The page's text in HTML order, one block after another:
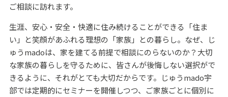
ご相談に訪れます。
生涯、安心・安全・快適に住み続けることができる「住ま
い」と笑顔があふれる理想の「家族」との暮らし。なぜ、じ
ゅうmadoは、家を建てる前提で相談にのらないのか？大切
な家族の暮らしを守るために、皆さんが後悔しない選択がで
きるように、それがとても大切だからです。じゅうmado宇
部では定期的にセミナーを開催しつつ、ご家族ごとに個別に